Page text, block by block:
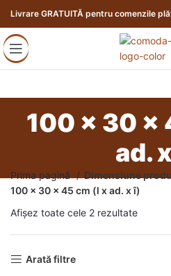
Livrare GRATUITĂ pentru comenzile
100 x 30 x
ad.
Prima pagină
Dimensiune
100 x 30 x 45 cm (l x ad. x î)
Afișez toate cele 2 rezultate
Arată filtre